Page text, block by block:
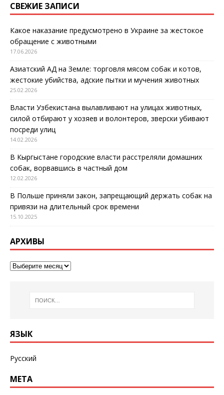
СВЕЖИЕ ЗАПИСИ
Какое наказание предусмотрено в Украине за жестокое
обращение с животными
17.06.2026
Азиатский АД на Земле: торговля мясом собак и котов,
жестокие убийства, адские пытки и мучения животных
25.02.2026
Власти Узбекистана вылавливают на улицах животных,
силой отбирают у хозяев и волонтеров, зверски убивают
посреди улиц
14.02.2026
В Кыргыстане городские власти расстреляли домашних
собак, ворвавшись в частный дом
12.02.2026
В Польше приняли закон, запрещающий держать собак на
привязи на длительный срок времени
15.10.2025
АРХИВЫ
ЯЗЫК
Русский
МЕТА